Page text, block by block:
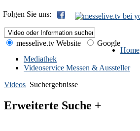
Folgen Sie uns:
messelive.tv Website
Google
Home
Mediathek
Videoservice Messen & Aussteller
Videos Suchergebnisse
Erweiterte Suche +